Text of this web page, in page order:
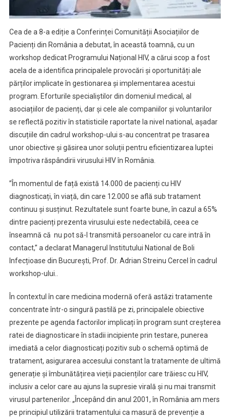
De
Tratament
Cea de a 8-a ediție a Conferinței Comunității Asociațiilor de
Pacienți din România a debutat, în această toamnă, cu un
workshop dedicat Programului Național HIV, a cărui scop a fost
acela de a identifica principalele provocări și oportunități ale
părților implicate în gestionarea și implementarea acestui
program. Eforturile specialiștilor din domeniul medical, al
asociațiilor de pacienți, dar și cele ale companiilor și voluntarilor
se reflectă pozitiv în statisticile raportate la nivel national, așadar
discuțiile din cadrul workshop-ului s-au concentrat pe trasarea
unor obiective și găsirea unor soluții pentru eficientizarea luptei
împotriva răspândirii virusului HIV în România.
”În momentul de față există 14.000 de pacienți cu HIV
diagnosticați, în viață, din care 12.000 se află sub tratament
continuu și susținut. Rezultatele sunt foarte bune, în cazul a 65%
dintre pacienți prezenta virusului este nedectabilă, ceea ce
înseamnă că nu pot să-l transmită persoanelor cu care intră în
contact,” a declarat Managerul Institutului National de Boli
Infecțioase din București, Prof. Dr. Adrian Streinu Cercel în cadrul
workshop-ului..
În contextul în care medicina modernă oferă astăzi tratamente
concentrate într-o singură pastilă pe zi, principalele obiective
prezente pe agenda factorilor implicați în program sunt creșterea
ratei de diagnosticare în stadii incipiente prin testare, punerea
imediată a celor diagnosticați pozitiv sub o schemă optimă de
tratament, asigurarea accesului constant la tratamente de ultimă
generație și îmbunătățirea vieții pacienților care trăiesc cu HIV,
inclusiv a celor care au ajuns la supresie virală și nu mai transmit
virusul partenerilor. „Începând din anul 2001, în România am mers
pe principiul utilizării tratamentului ca masură de prevenție a